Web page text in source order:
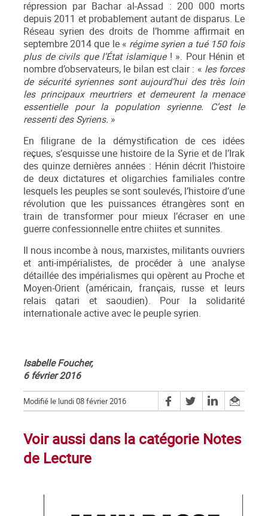
répression par Bachar al-Assad : 200 000 morts
depuis 2011 et probablement autant de disparus. Le
Réseau syrien des droits de l’homme affirmait en
septembre 2014 que le « régime syrien a tué 150 fois
plus de civils que l’État islamique! ». Pour Hénin et
nombre d’observateurs, le bilan est clair : « les forces
de sécurité syriennes sont aujourd’hui des très loin
les principaux meurtriers et demeurent la menace
essentielle pour la population syrienne. C’est le
ressenti des Syriens. »
En filigrane de la démystification de ces idées
reçues, s’esquisse une histoire de la Syrie et de l’Irak
des quinze dernières années : Hénin décrit l’histoire
de deux dictatures et oligarchies familiales contre
lesquels les peuples se sont soulevés, l’histoire d’une
révolution que les puissances étrangères sont en
train de transformer pour mieux l’écraser en une
guerre confessionnelle entre chiites et sunnites.
Il nous incombe à nous, marxistes, militants ouvriers
et anti-impérialistes, de procéder à une analyse
détaillée des impérialismes qui opèrent au Proche et
Moyen-Orient (américain, français, russe et leurs
relais qatari et saoudien). Pour la solidarité
internationale active avec le peuple syrien.
Isabelle Foucher,
6 février 2016
Modifié le lundi 08 février 2016
Voir aussi dans la catégorie Notes
de Lecture